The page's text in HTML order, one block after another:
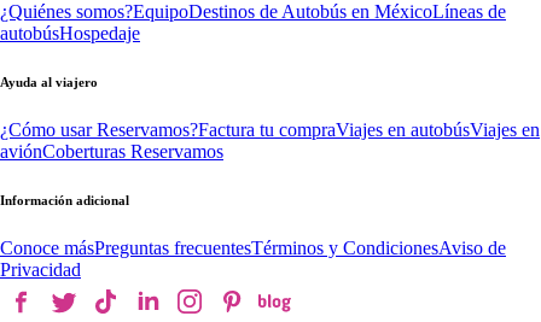
¿Quiénes somos?EquipoDestinos de Autobús en MéxicoLíneas de
autobúsHospedaje
Ayuda al viajero
¿Cómo usar Reservamos?Factura tu compraViajes en autobúsViajes en
aviónCoberturas Reservamos
Información adicional
Conoce másPreguntas frecuentesTérminos y CondicionesAviso de
Privacidad